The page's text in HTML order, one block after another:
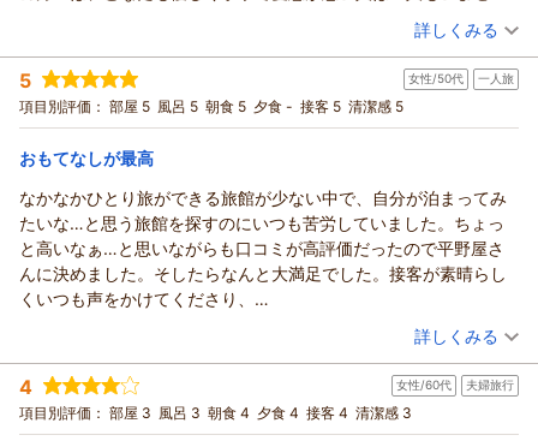
ざいましたことを真摯に受け止めております。
また、お食事の際のお持ち込みにつきまして、驚かせてしまう
こととなり申し訳ございませんでした。係や調理場スタッフが
心を込めて厳選したお飲み物や追加料理をお楽しみいただきた
いという思いから、誠に恐れ入りますが、お食事の際のお持ち
込みにつきましては持込料をいただいております。あわせて、
館内販売品の価格につきましても、率直なご意見をありがとう
す。
今回のご滞在ではご満足いただけない点がありましたこと、重
ねてお詫び申し上げます。よりご満足いただける宿を目指し
て、これからも努めてまいります。
この度はご意見をお寄せいただき、誠にありがとうございまし
若女将
（返信日：2026/01/17）
せん。エレベーターを増やす事は難しく、次回のご利用の際に
もご不便をお掛けするのではと心苦しく思うところでございま
す。
飛騨高山は関東に比べると冷え込みが厳しく、朝晩は特に寒さ
どうぞ体調など崩されませんよう、あたたかくしてお過ごしく
ださい。
本陣平野屋別館
（返信日：2025/12/27）
ん。不思議なくらい優しい言動です。お料理は美味しいですし、
部屋は綺麗で浴衣と作務衣の作りはしっかりしてます。フェイス
タオルは持ち帰り自由で、リラックス出来る湯殿はタオルもクレ
ンジングも化粧水、髪ゴムもいろいろ完備十分です。赤橋、さん
まち、陣屋のすぐ近くで立地も素晴らしく、川側からの景色はと
きることを楽しみにしてます。
（投稿日：2025/12/12）
宿泊時期： 2025年12月宿泊 (恋人旅行)
投稿者： リンさん
宿泊プラン： 【平日限定★ぎふ旅】お部屋グレードアップ！飛騨牛鉄板焼き
付の月替わり会席プラン♪
和室 朝・夕 朝/個室利用 夕/個室利用
宿泊価格帯： 21,001～22,000円(大人一人あたり/税込)
本陣平野屋 光風館からの返信
いつも本陣平野屋別館にご宿泊いただきましてありがとうござ
います。今回もお越しいただけて、とても嬉しく思っておりま
す。
寒い時期の駅までの送迎につきまして、あたたかいお言葉をあ
りがとうございます。高山駅からは徒歩で10分弱ほどですが、
寒い季節は特に歩くのが少しおっくうに感じられるかと思いま
す。
本陣平野屋では、高山駅と駅の隣にある濃飛バスセンターまで
送迎バスをご用意しております。
詳しくみる
5 女性/50代 一人旅
項目別評価： 部屋 5 風呂 5 朝食 5 夕食 - 接客 5 清潔感 5
おもてなしが最高
なかなかひとり旅ができる旅館が少ない中で、自分が泊まってみ
たいな…と思う旅館を探すのにいつも苦労していました。ちょっ
と高いなぁ…と思いながらも口コミが高評価だったので平野屋さ
んに決めました。そしたらなんと大満足でした。接客が素晴らし
くいつも声をかけてくださり、
気兼ねすることなく過ごすことができました。リラックス蔵や７
階の温泉もタイミングよくひとりゆったり２日間とも満喫しまし
た。朝食も野菜が苦手なことに対応していただきお腹いっぱい食
べることができました。次回は夕食も食べたいと思います。古い
町並みにも近く食べ歩きにも満足です。高山駅の送迎もひとり旅
（投稿日：2025/11/29）
宿泊時期： 2025年11月宿泊 (一人旅)
投稿者： ぴよさん(女性/50代)
宿泊プラン： 【1泊朝食】飛騨高山の“夕食マップ”はクーポン付♪
朝のみ
朝/個室利用
詳しくみる
4 女性/60代 夫婦旅行
項目別評価： 部屋 3 風呂 3 朝食 4 夕食 4 接客 4 清潔感 3